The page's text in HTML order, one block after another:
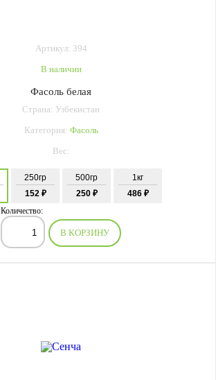
Артикул: 394
В наличии
Фасоль белая
Страна: Узбекистан
Категория: Фасоль
Вес:
250гр
152 ₽
500гр
250 ₽
1кг
486 ₽
Количество:
В КОРЗИНУ